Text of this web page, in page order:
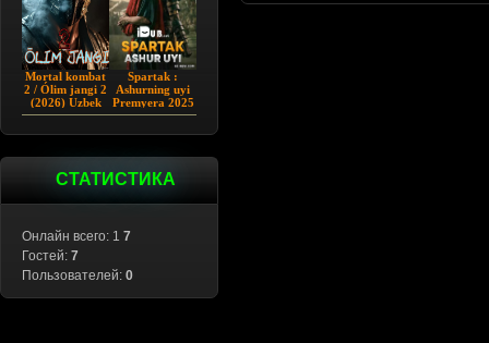
Mortal kombat
2 / Ólim jangi 2
(2026) Uzbek
tilida
Spartak :
Ashurning uyi
Premyera 2025
Barcha qismlar
СТАТИСТИКА
Онлайн всего: 1 7
Гостей: 7
Пользователей: 0